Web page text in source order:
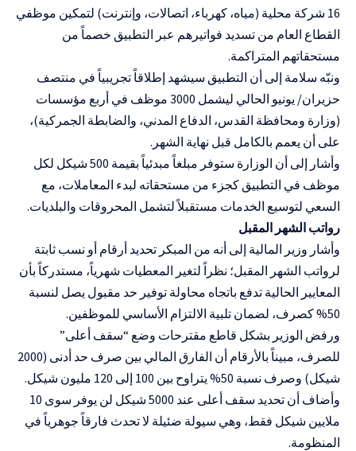
16 شركة محلية (مياه، كهرباء، اتصالات، وإنترنت) لتمكين موظفي
القطاع العام من تسديد فواتيرهم عبر التطبيق خصماً من
مستحقاتهم المتراكمة.
ونبّه سلامة إلى أن التطبيق سيشهد إطلاقاً تجريبياً في منتصف
حزيران/ يونيو الحالي ليشمل 3000 موظف في أربع مؤسسات
(وزارة ومحافظة القدس، الدفاع المدني، والضابطة الجمركية)،
على أن يعمم بالكامل قبل نهاية الشهر.
وأشار إلى أن الوزارة ستوفر مبلغاً مبدئياً بقيمة 500 شيكل لكل
موظف في التطبيق كجزء من مستحقاته لبدء المعاملات، مع
السعي لتوسيع الخدمات مستقبلاً لتشمل المحروقات والبلديات.
رواتب الشهر المقبل
وأشار وزير المالية إلى أنه من المبكر تحديد أرقام أو نسب ثابتة
لرواتب الشهر المقبل؛ نظراً لتغير المعطيات شهرياً، مستدركاً بأن
المعايير الحالية تدفع باتجاه محاولة توفير حد مقبول يصل لنسبة
50% كصرف، لضمان تلبية الالتزام الأساسي للموظفين.
ورفض الوزير بشكل قاطع مقترحات وضع “سقف أعلى”
للصرف، مبيناً بالأرقام أن الفارق المالي بين صرف حد أدنى (2000
شيكل) وصرف نسبة 50% يتراوح بين 100 إلى 120 مليون شيكل.
وأضاف أن تحديد سقف أعلى عند 5000 شيكل لن يوفر سوى 10
ملايين شيكل فقط، وهي سيولة ضئيلة لا تحدث فارقاً جوهرياً في
المنظومة.